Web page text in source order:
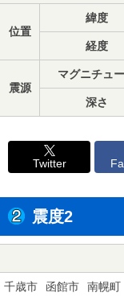
位置
緯度
経度
震源
マグニチュ
深さ
Twitter
震度2
千歳市 函館市 南幌町